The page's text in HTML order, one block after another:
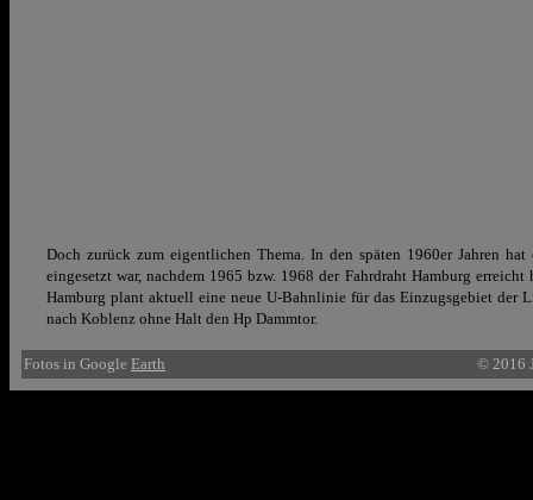
Doch zurück zum eigentlichen Thema. In den späten 1960er Jahren
eingesetzt war, nachdem 1965 bzw. 1968 der Fahrdraht Hamburg
Hamburg plant aktuell eine neue U-Bahnlinie für das Einzugsgebiet der
nach Koblenz ohne Halt den Hp Dammtor.
Fotos in Google Earth © 2016